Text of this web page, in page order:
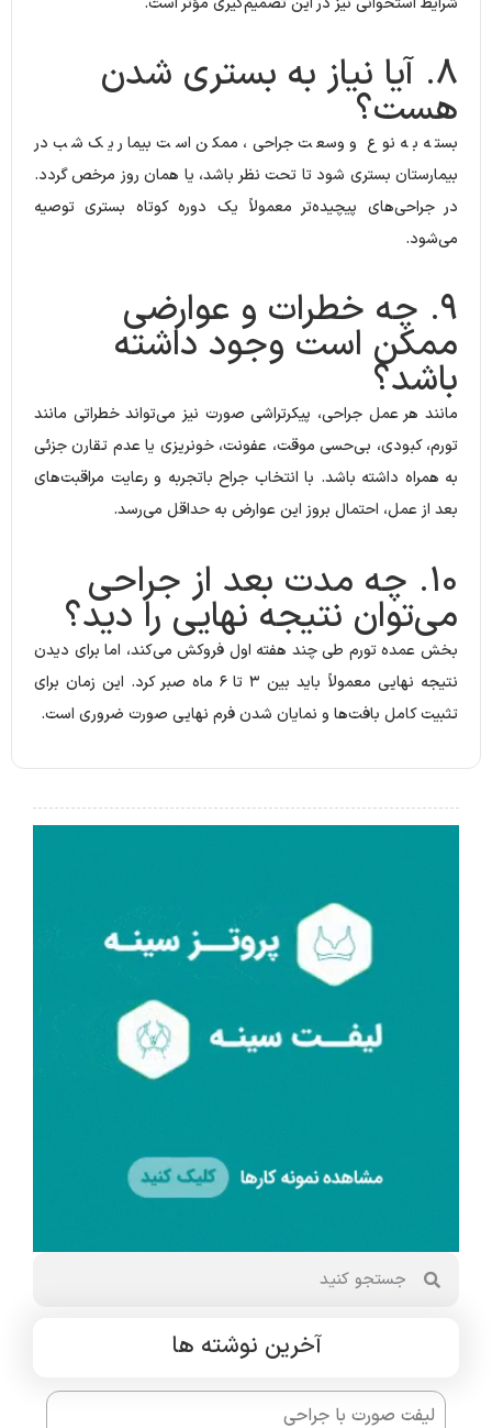
۸. آیا نیاز به بستری شدن
هست؟
بسته به نوع و وسعت جراحی، ممکن است بیمار یک شب در
بیمارستان بستری شود تا تحت نظر باشد، یا همان روز مرخص گردد.
در جراحی‌های پیچیده‌تر معمولاً یک دوره کوتاه بستری توصیه
می‌شود.
۹. چه خطرات و عوارضی
ممکن است وجود داشته
باشد؟
مانند هر عمل جراحی، پیکرتراشی صورت نیز می‌تواند خطراتی مانند
تورم، کبودی، بی‌حسی موقت، عفونت، خونریزی یا عدم تقارن جزئی
به همراه داشته باشد. با انتخاب جراح باتجربه و رعایت مراقبت‌های
بعد از عمل، احتمال بروز این عوارض به حداقل می‌رسد.
۱۰. چه مدت بعد از جراحی
می‌توان نتیجه نهایی را دید؟
بخش عمده تورم طی چند هفته اول فروکش می‌کند، اما برای دیدن
نتیجه نهایی معمولاً باید بین ۳ تا ۶ ماه صبر کرد. این زمان برای
تثبیت کامل بافت‌ها و نمایان شدن فرم نهایی صورت ضروری است.
آخرین نوشته ها
لیفت صورت با جراحی